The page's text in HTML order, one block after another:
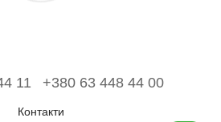
11 +380 63 448 44 00
Контакти